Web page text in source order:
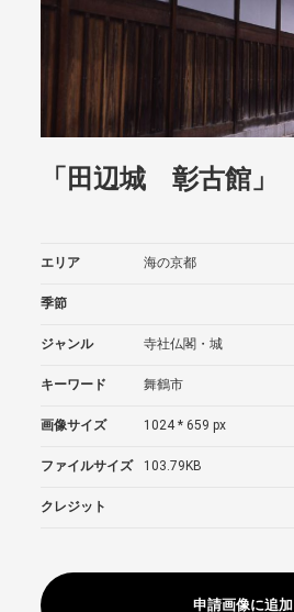
「田辺城 彰古館」
エリア 海の京都
季節
ジャンル 寺社仏閣・城
キーワード 舞鶴市
画像サイズ 1024 * 659 px
ファイルサイズ 103.79KB
クレジット
申請画像に追加